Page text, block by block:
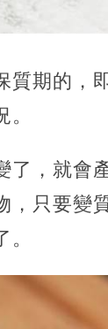
質期的，
了，就會
，只要變